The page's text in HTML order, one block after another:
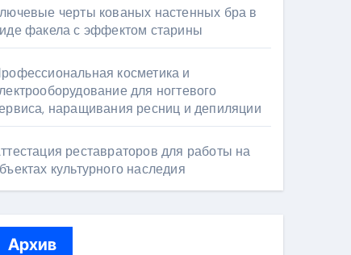
черты кованых настенных бра в
факела с эффектом старины
косметика и
для ногтевого
наращивания ресниц и депиляции
реставраторов для работы на
культурного наследия
Архив